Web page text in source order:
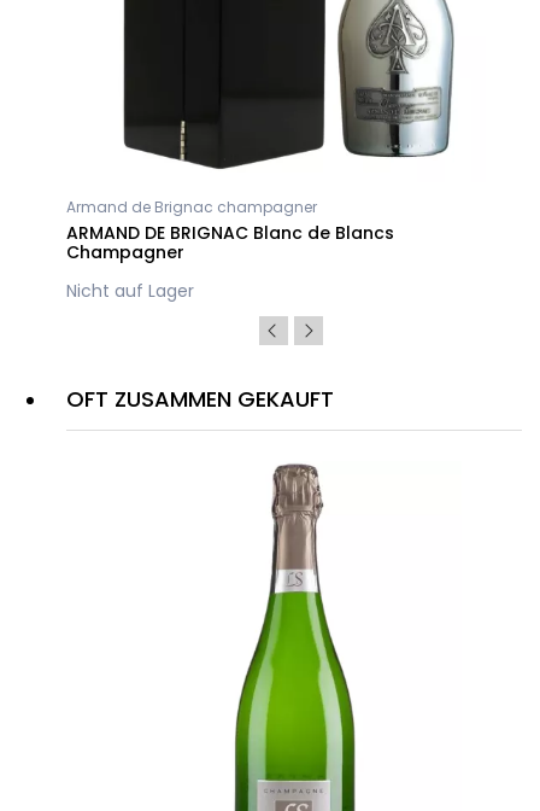
Armand de Brignac champagner
ARMAND DE BRIGNAC Blanc de Blancs
Champagner
Nicht auf Lager
OFT ZUSAMMEN GEKAUFT